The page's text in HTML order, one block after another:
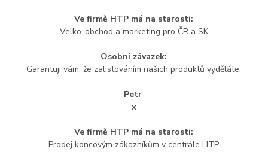
Ve firmě HTP má na starosti:
Velko-obchod a marketing pro ČR a SK
Osobní závazek:
Garantuji vám, že zalistováním našich produktů vyděláte.
Petr
x
Ve firmě HTP má na starosti:
Prodej koncovým zákazníkům v centrále HTP